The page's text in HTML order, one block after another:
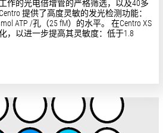
作的光电倍增管的严格筛选，以及40多
提供了高度灵敏的发光检测功能：
ATP /孔（25 fM）的水平。 在Centro XS
，以进一步提高其灵敏度：低于1.8